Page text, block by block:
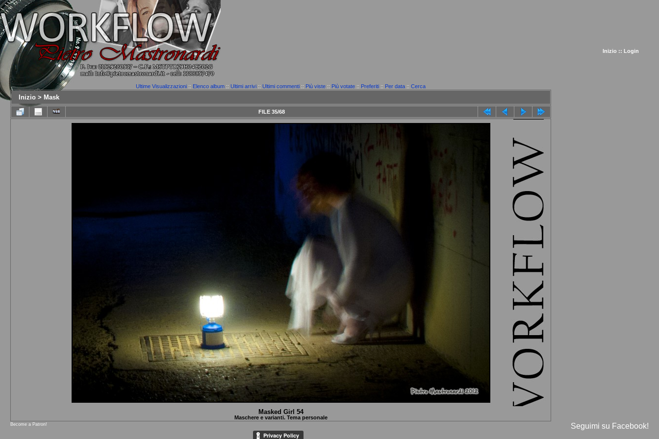
Inizio :: Login
Ultime Visualizzazioni :: Elenco album :: Ultimi arrivi :: Ultimi commenti :: Più viste :: Più votate :: Preferiti :: Per data :: Cerca
Inizio > Mask
FILE 35/68
Masked Girl 54
Maschere e varianti. Tema personale
Become a Patron! Seguimi su Facebook!